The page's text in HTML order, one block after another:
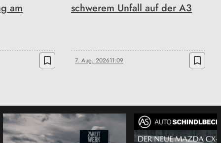
am
bookmark_border
schwerem Unfall auf der A3
7. Aug. 202611:09 bookmark_border